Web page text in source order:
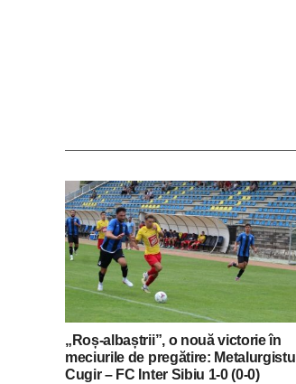
„Roș-albaștrii”, o nouă victorie în
meciurile de pregătire: Metalurgistul
Cugir – FC Inter Sibiu 1-0 (0-0)